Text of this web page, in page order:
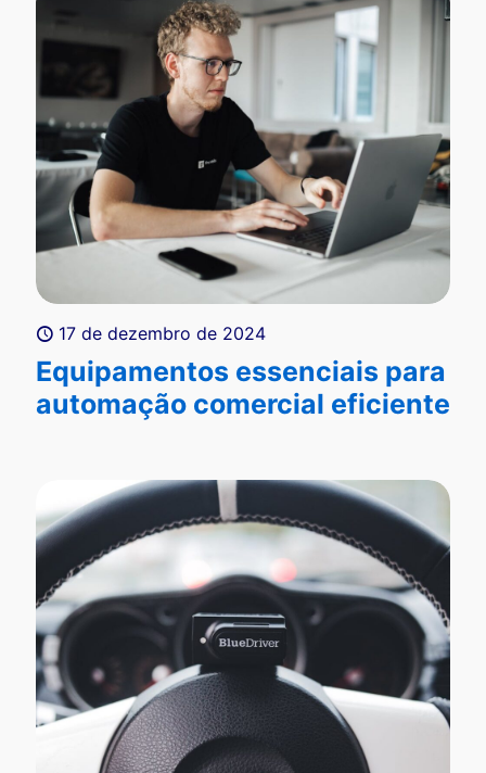
17 de dezembro de 2024
Equipamentos essenciais para
automação comercial eficiente